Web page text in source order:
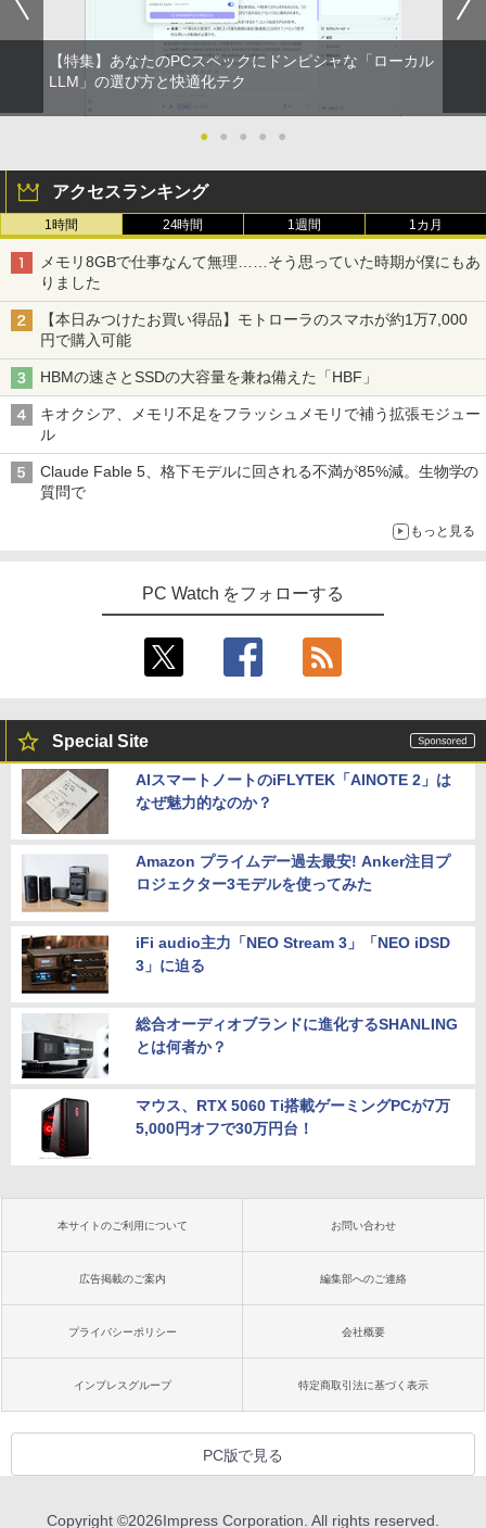
【特集】あなたのPCスペックにドンピシャな「ローカル
LLM」の選び方と快適化テク
● ● ● ● ●
アクセスランキング
1時間 24時間 1週間 1カ月
メモリ8GBで仕事なんて無理……そう思っていた時期が僕にもあ
りました
【本日みつけたお買い得品】モトローラのスマホが約1万7,000
円で購入可能
HBMの速さとSSDの大容量を兼ね備えた「HBF」
キオクシア、メモリ不足をフラッシュメモリで補う拡張モジュー
ル
Claude Fable 5、格下モデルに回される不満が85%減。生物学の
質問で
もっと見る
PC Watch をフォローする
Special Site
AIスマートノートのiFLYTEK「AINOTE 2」は
なぜ魅力的なのか？
Amazon プライムデー過去最安! Anker注目プ
ロジェクター3モデルを使ってみた
iFi audio主力「NEO Stream 3」「NEO iDSD
3」に迫る
総合オーディオブランドに進化するSHANLING
とは何者か？
マウス、RTX 5060 Ti搭載ゲーミングPCが7万
5,000円オフで30万円台！
本サイトのご利用について お問い合わせ
広告掲載のご案内 編集部へのご連絡
プライバシーポリシー 会社概要
インプレスグループ 特定商取引法に基づく表示
PC版で見る
Copyright ©2026Impress Corporation. All rights reserved.